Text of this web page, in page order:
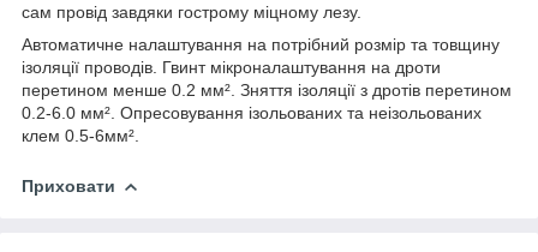
сам провід завдяки гострому міцному лезу.
Автоматичне налаштування на потрібний розмір та товщину
ізоляції проводів. Гвинт мікроналаштування на дроти
перетином менше 0.2 мм². Зняття ізоляції з дротів перетином
0.2-6.0 мм². Опресовування ізольованих та неізольованих
клем 0.5-6мм².
Приховати